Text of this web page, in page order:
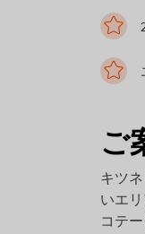
ご
キツ
いエ
コテ